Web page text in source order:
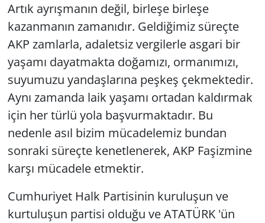
Artık ayrışmanın değil, birleşe birleşe
kazanmanın zamanıdır. Geldiğimiz süreçte
AKP zamlarla, adaletsiz vergilerle asgari bir
yaşamı dayatmakta doğamızı, ormanımızı,
suyumuzu yandaşlarına peşkeş çekmektedir.
Aynı zamanda laik yaşamı ortadan kaldırmak
için her türlü yola başvurmaktadır. Bu
nedenle asıl bizim mücadelemiz bundan
sonraki süreçte kenetlenerek, AKP Faşizmine
karşı mücadele etmektir.
Cumhuriyet Halk Partisinin kuruluşun ve
kurtuluşun partisi olduğu ve ATATÜRK 'ün